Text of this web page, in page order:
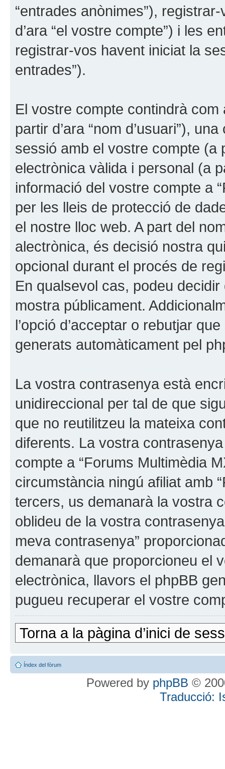
“entrades anònimes”),
d’ara “el vostre compte”) i les
registrar-vos havent iniciat la
entrades”).
El vostre compte contindrà
partir d’ara “nom d’usuari”),
sessió amb el vostre compte (a
electrònica vàlida i personal (a
informació del vostre compte a
per les lleis de protecció de
el nostre lloc web. A part del
alectrònica, és decisió nostra
opcional durant el procés de
En qualsevol cas, podeu
mostra públicament.
l’opció d’acceptar o rebutjar
generats automàticament pel
La vostra contrasenya està
unidireccional per tal de que
que no reutilitzeu la mateixa
diferents. La vostra
compte a “Forums Multimèdia
circumstància ningú afiliat amb
tercers, us demanarà la vostra
oblideu de la vostra
meva contrasenya”
demanarà que proporcioneu el
electrònica, llavors el phpBB
pugueu recuperar el vostre
Torna a la pàgina d’inici de
Índex del fòrum
Powered by phpBB ©
Traducció: